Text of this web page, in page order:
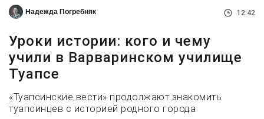
Надежда Погребняк 12:42
Уроки истории: кого и чему
учили в Варваринском училище
Туапсе
«Туапсинские вести» продолжают знакомить
туапсинцев с историей родного города